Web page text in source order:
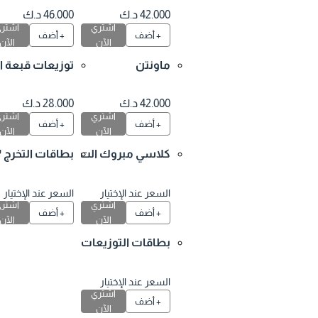
زيعات قبعة التخر
42.000 د.ك
+ أضف
اشتري
الآن
كليت و ورد
46.000 د.ك
+ أضف
اشتري
الآن
ماونتن
42.000 د.ك
+ أضف
اشتري
الآن
توزيعات قبعة التخ
28.000 د.ك
+ أضف
اشتري
الآن
كلاسي مبروك الت
السعر عند الإختيار
+ أضف
اشتري
الآن
بطاقات التخرج ٣ ا
السعر عند الإختيار
+ أضف
اشتري
الآن
بطاقات التوزيعات
السعر عند الإختيار
+ أضف
اشتري
الآن